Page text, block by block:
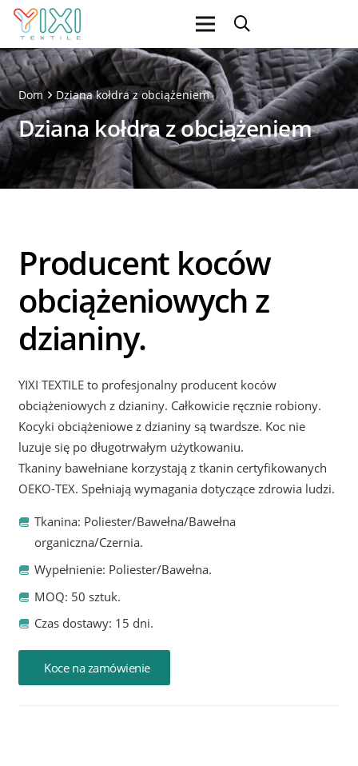
Dom Dziana kołdra z obciążeniem
Dziana kołdra z obciążeniem
Producent koców
obciążeniowych z
dzianiny.
YIXI TEXTILE to profesjonalny producent koców
obciążeniowych z dzianiny. Całkowicie ręcznie robiony.
Kocyki obciążeniowe z dzianiny są twardsze. Koc nie
luzuje się po długotrwałym użytkowaniu.
Tkaniny bawełniane korzystają z tkanin certyfikowanych
OEKO-TEX. Spełniają wymagania dotyczące zdrowia ludzi.
Tkanina: Poliester/Bawełna/Bawełna
organiczna/Czernia.
Wypełnienie: Poliester/Bawełna.
MOQ: 50 sztuk.
Czas dostawy: 15 dni.
Koce na zamówienie